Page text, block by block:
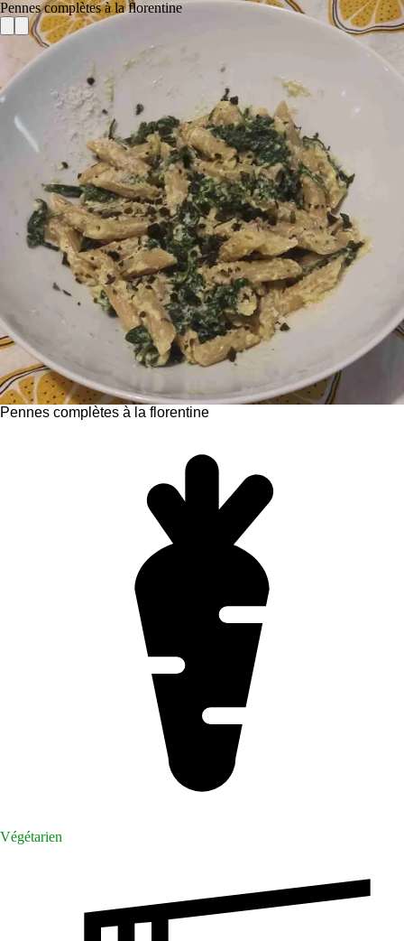
Pennes complètes à la florentine
Pennes complètes à la florentine
Végétarien